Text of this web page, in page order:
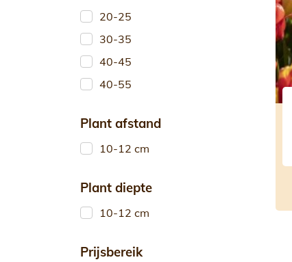
20-25
30-35
40-45
40-55
Plant afstand
10-12 cm
Plant diepte
10-12 cm
Prijsbereik